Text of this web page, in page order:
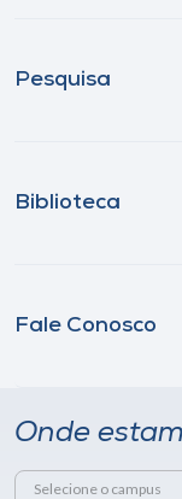
Pesquisa
Biblioteca
Fale Conosco
Onde
Selecione o campus